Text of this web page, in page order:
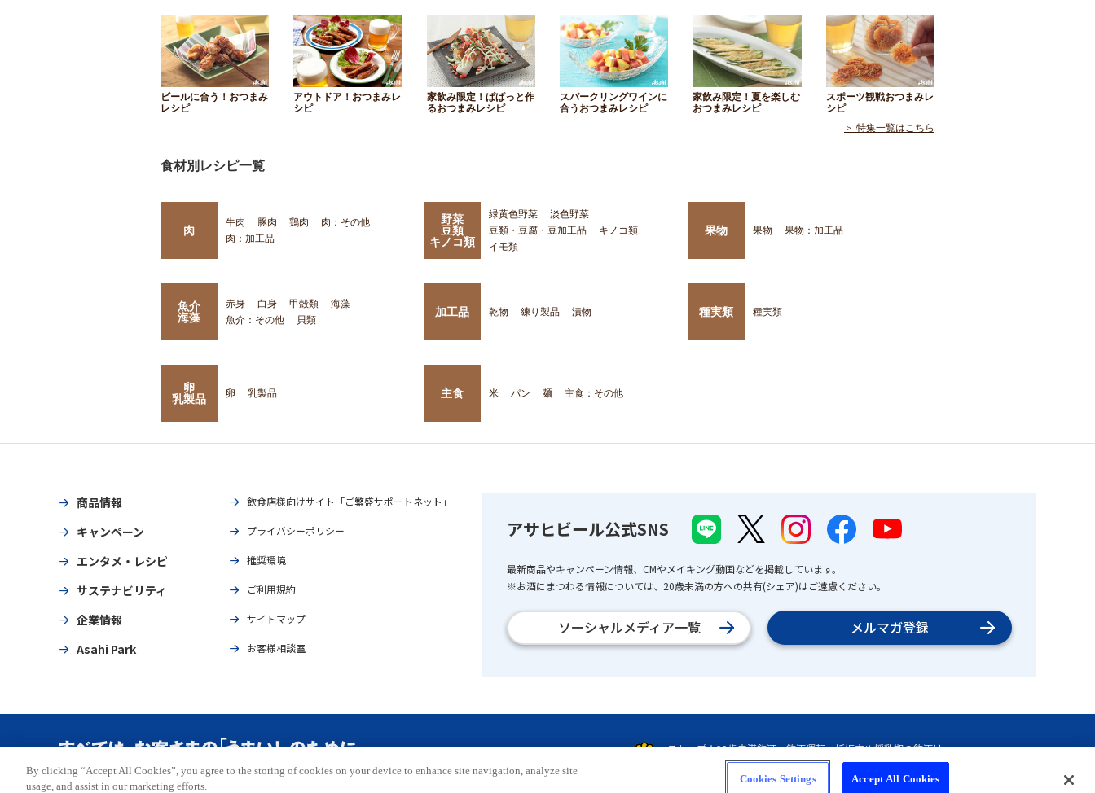
ビールに合う！おつまみ
レシピ
アウトドア！おつまみレ
シピ
家飲み限定！ぱぱっと作
るおつまみレシピ
スパークリングワインに
合うおつまみレシピ
家飲み限定！夏を楽しむ
おつまみレシピ
スポーツ観戦おつまみレ
シピ
＞ 特集一覧はこちら
食材別レシピ一覧
肉
牛肉 豚肉 鶏肉
肉：その他
肉：加工品
野菜
豆類
キノコ類
緑黄色野菜
淡色野菜
豆類・豆腐・豆加工品
キノコ類
イモ類
果物 果物 果物：加工品
魚介
海藻
赤身 白身 甲殻類
海藻
魚介：その他
貝類
加工品 乾物 練り製品 漬物 種実類 種実類
卵
乳製品
卵 乳製品 主食 米 パン 麺 主食：その他
商品情報
キャンペーン
エンタメ・レシピ
サステナビリティ
企業情報
Asahi Park
飲食店様向けサイト「ご繁盛サポートネット」
プライバシーポリシー
推奨環境
ご利用規約
サイトマップ
お客様相談室
アサヒビール公式SNS
最新商品やキャンペーン情報、CMやメイキング動画などを掲載しています。
※お酒にまつわる情報については、20歳未満の方への共有(シェア)はご遠慮ください。
ソーシャルメディア一覧 メルマガ登録
Copyright © ASAHI BREWERIES, LTD. All rights reserved.
By clicking “Accept All Cookies”, you agree to the storing of cookies on your device to enhance site navigation, analyze site
usage, and assist in our marketing efforts.
Cookies Settings Accept All Cookies